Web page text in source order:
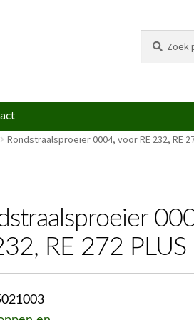
naar:
Rondstraalsproeier 0004, voor RE 232, RE
RE 272 PLUS